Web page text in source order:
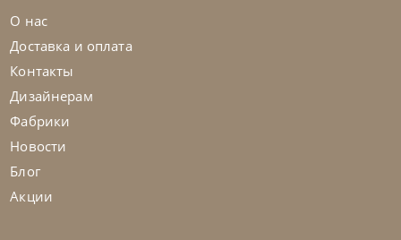
О нас
Доставка и оплата
Контакты
Дизайнерам
Фабрики
Новости
Блог
Акции